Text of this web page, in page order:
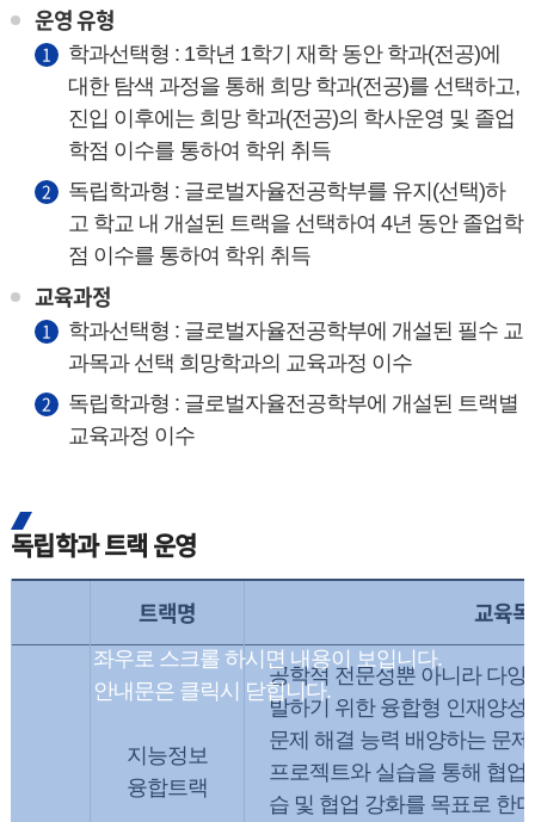
운영 유형
학과선택형 : 1학년 1학기 재학 동안 학과(전공)에
대한 탐색 과정을 통해 희망 학과(전공)를 선택하고,
진입 이후에는 희망 학과(전공)의 학사운영 및 졸업
학점 이수를 통하여 학위 취득
독립학과형 : 글로벌자율전공학부를 유지(선택)하
고 학교 내 개설된 트랙을 선택하여 4년 동안 졸업학
점 이수를 통하여 학위 취득
교육과정
학과선택형 : 글로벌자율전공학부에 개설된 필수 교
과목과 선택 희망학과의 교육과정 이수
독립학과형 : 글로벌자율전공학부에 개설된 트랙별
교육과정 이수
독립학과 트랙 운영
트랙명 교육
지능정보
융합트랙
공학적 전문성뿐 아니라 다
발하기 위한 융합형 인재양
문제 해결 능력 배양하는 문
프로젝트와 실습을 통해 협
습 및 협업 강화를 목표로 한